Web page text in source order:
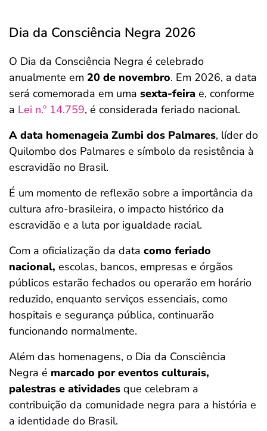
Dia da Consciência Negra 2026
O Dia da Consciência Negra é celebrado
anualmente em 20 de novembro. Em 2026, a data
será comemorada em uma sexta-feira e, conforme
a Lei n.º 14.759, é considerada feriado nacional.
A data homenageia Zumbi dos Palmares, líder do
Quilombo dos Palmares e símbolo da resistência à
escravidão no Brasil.
É um momento de reflexão sobre a importância da
cultura afro-brasileira, o impacto histórico da
escravidão e a luta por igualdade racial.
Com a oficialização da data como feriado
nacional, escolas, bancos, empresas e órgãos
públicos estarão fechados ou operarão em horário
reduzido, enquanto serviços essenciais, como
hospitais e segurança pública, continuarão
funcionando normalmente.
Além das homenagens, o Dia da Consciência
Negra é marcado por eventos culturais,
palestras e atividades que celebram a
contribuição da comunidade negra para a história e
a identidade do Brasil.